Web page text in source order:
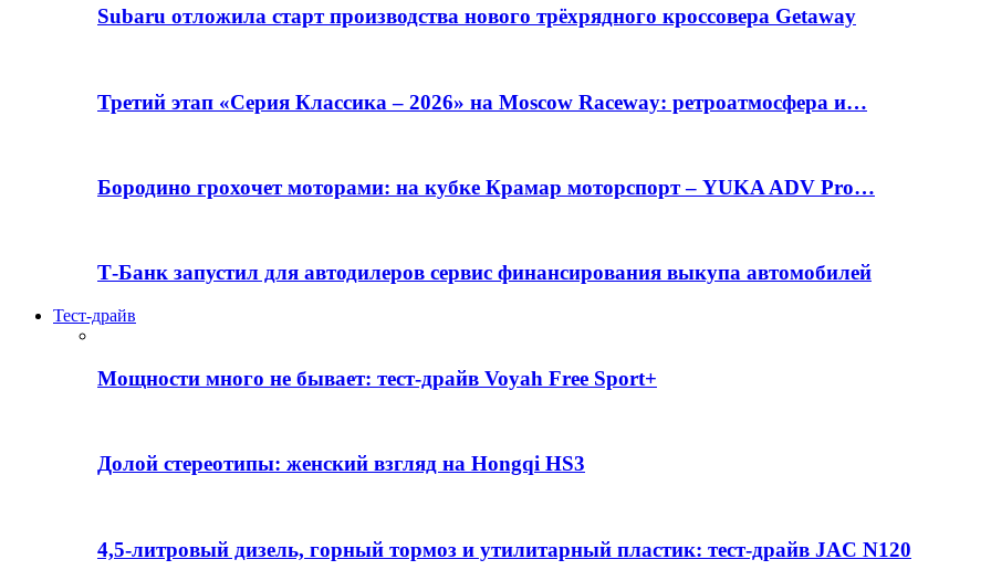
Subaru отложила старт производства нового трёхрядного кроссовера Getaway
Третий этап «Серия Классика – 2026» на Moscow Raceway: ретроатмосфера и…
Бородино грохочет моторами: на кубке Крамар моторспорт – YUKA ADV Pro…
Т-Банк запустил для автодилеров сервис финансирования выкупа автомобилей
Тест-драйв
Мощности много не бывает: тест-драйв Voyah Free Sport+
Долой стереотипы: женский взгляд на Hongqi HS3
4,5-литровый дизель, горный тормоз и утилитарный пластик: тест-драйв JAC N120